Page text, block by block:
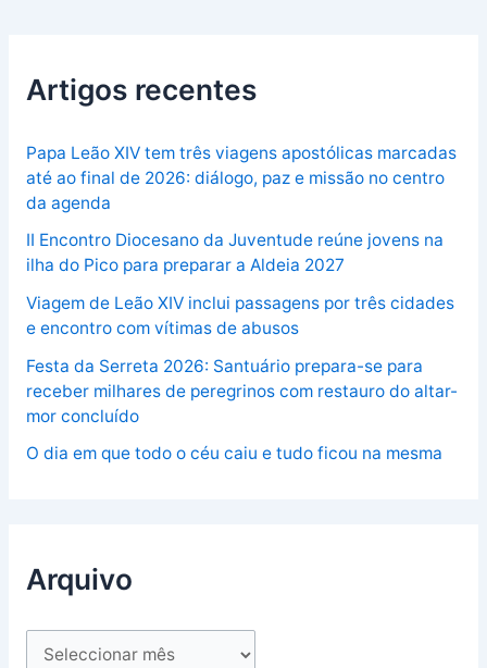
Artigos recentes
Papa Leão XIV tem três viagens apostólicas marcadas
até ao final de 2026: diálogo, paz e missão no centro
da agenda
II Encontro Diocesano da Juventude reúne jovens na
ilha do Pico para preparar a Aldeia 2027
Viagem de Leão XIV inclui passagens por três cidades
e encontro com vítimas de abusos
Festa da Serreta 2026: Santuário prepara-se para
receber milhares de peregrinos com restauro do altar-
mor concluído
O dia em que todo o céu caiu e tudo ficou na mesma
Arquivo